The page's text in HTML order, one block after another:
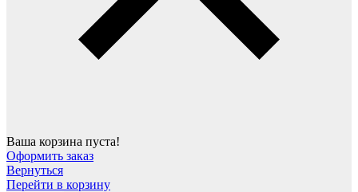
Ваша корзина пуста!
Оформить заказ
Вернуться
Перейти в корзину